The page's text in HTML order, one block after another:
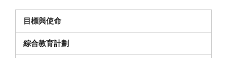
目標與使命
綜合教育計劃（在新視窗中打開）